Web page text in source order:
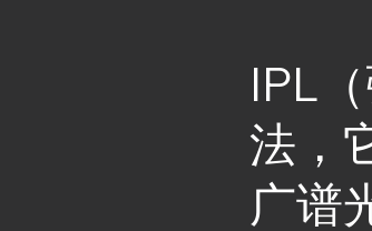
IPL
法，
广谱